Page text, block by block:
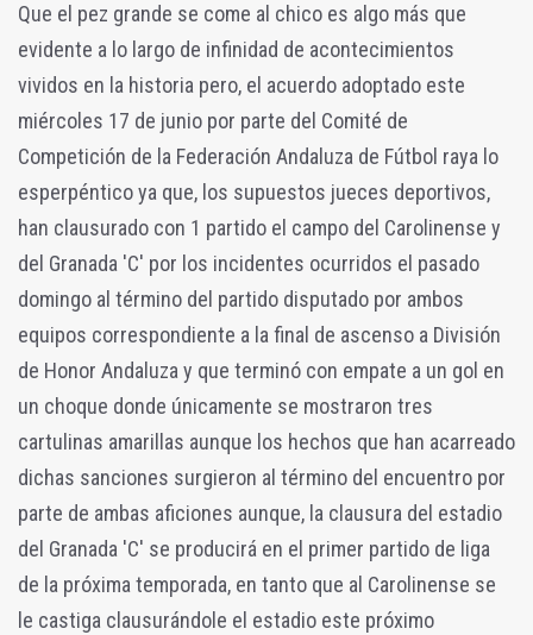
Que el pez grande se come al chico es algo más que
evidente a lo largo de infinidad de acontecimientos
vividos en la historia pero, el acuerdo adoptado este
miércoles 17 de junio por parte del Comité de
Competición de la Federación Andaluza de Fútbol raya lo
esperpéntico ya que, los supuestos jueces deportivos,
han clausurado con 1 partido el campo del Carolinense y
del Granada 'C' por los incidentes ocurridos el pasado
domingo al término del partido disputado por ambos
equipos correspondiente a la final de ascenso a División
de Honor Andaluza y que terminó con empate a un gol en
un choque donde únicamente se mostraron tres
cartulinas amarillas aunque los hechos que han acarreado
dichas sanciones surgieron al término del encuentro por
parte de ambas aficiones aunque, la clausura del estadio
del Granada 'C' se producirá en el primer partido de liga
de la próxima temporada, en tanto que al Carolinense se
le castiga clausurándole el estadio este próximo